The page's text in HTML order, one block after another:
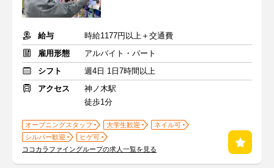
給与
時給1177円以上＋交通費
雇用形態
アルバイト・パート
シフト
週4日 1日7時間以上
アクセス
神ノ木駅
徒歩1分
オープニングスタッフ 大学生歓迎
ネイル可
シルバー歓迎
ヒゲ可
ココカラファイングループの求人一覧を見る